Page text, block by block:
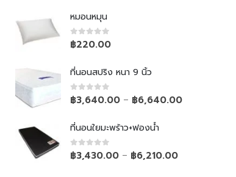
หมอนหมุน
0out of 5
฿220.00
ที่นอนสปริง หนา 9 นิ้ว
0out of 5
฿3,640.00 – ฿6,640.00
ที่นอนใยมะพร้าว+ฟองน้ำ
0out of 5
฿3,430.00 – ฿6,210.00